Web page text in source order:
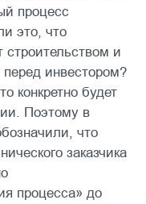
процесс
это, что
строительством и
перед инвестором?
конкретно будет
Поэтому в
что
заказчика
процесса» до